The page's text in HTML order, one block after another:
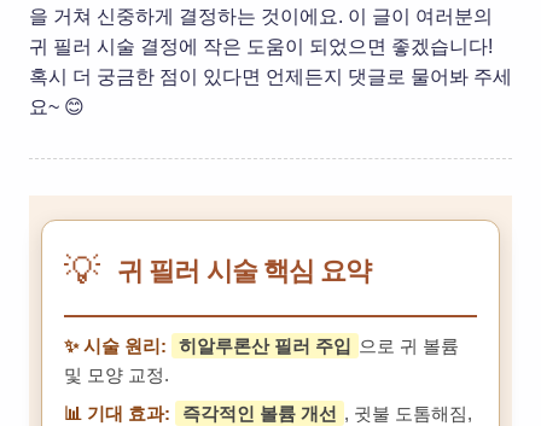
을 거쳐 신중하게 결정하는 것이에요. 이 글이 여러분의
귀 필러 시술 결정에 작은 도움이 되었으면 좋겠습니다!
혹시 더 궁금한 점이 있다면 언제든지 댓글로 물어봐 주세
요~ 😊
💡 귀 필러 시술 핵심 요약
✨ 시술 원리: 히알루론산 필러 주입 으로 귀 볼륨
및 모양 교정.
📊 기대 효과:
즉각적인 볼륨 개선 , 귓불 도톰해짐,